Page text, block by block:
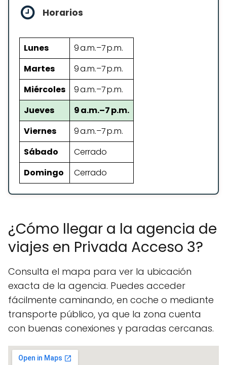
Horarios
Lunes
9 a.m.–7 p.m.
Martes
9 a.m.–7 p.m.
Miércoles
9 a.m.–7 p.m.
Jueves
9 a.m.–7 p.m.
Viernes
9 a.m.–7 p.m.
Sábado
Cerrado
Domingo
Cerrado
¿Cómo llegar a la agencia de
viajes en Privada Acceso 3?
Consulta el mapa para ver la ubicación
exacta de la agencia. Puedes acceder
fácilmente caminando, en coche o mediante
transporte público, ya que la zona cuenta
con buenas conexiones y paradas cercanas.